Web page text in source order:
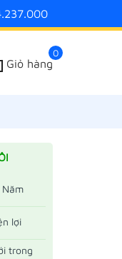
0
Giỏ hàng
lợi
trong